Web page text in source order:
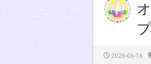
2026-06-16